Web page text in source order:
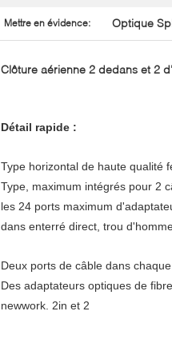
Mettre en évidence: Optique
Clôture aérienne 2 dedans et 2
Détail rapide :
Type horizontal de haute qualité
Type, maximum intégrés pour 2
les 24 ports maximum
dans enterré direct, trou
Deux ports de câble dans
Des adaptateurs optiques de
newwork. 2in et 2